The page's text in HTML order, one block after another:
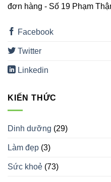
đơn hàng - Số 19 Phạm
Facebook
Twitter
Linkedin
KIẾN THỨC
Dinh dưỡng (29)
Làm đẹp (3)
Sức khoẻ (73)